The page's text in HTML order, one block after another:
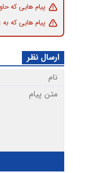
پیام هایی که
پیام هایی که
ارسال نظر